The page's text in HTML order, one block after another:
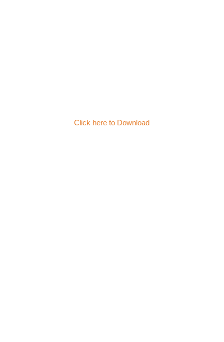
Click here to Download